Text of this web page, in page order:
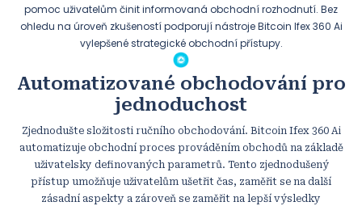
pomoc uživatelům činit informovaná obchodní rozhodnutí. Bez
ohledu na úroveň zkušeností podporují nástroje Bitcoin Ifex 360 Ai
vylepšené strategické obchodní přístupy.
Automatizované obchodování pro
jednoduchost
Zjednodušte složitosti ručního obchodování. Bitcoin Ifex 360 Ai
automatizuje obchodní proces prováděním obchodů na základě
uživatelsky definovaných parametrů. Tento zjednodušený
přístup umožňuje uživatelům ušetřit čas, zaměřit se na další
zásadní aspekty a zároveň se zaměřit na lepší výsledky